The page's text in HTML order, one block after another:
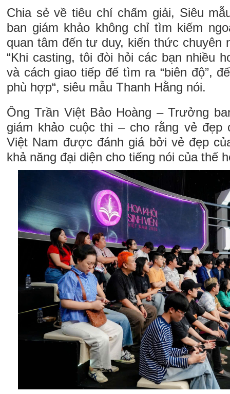
Chia sẻ về tiêu chí chấm giải, Siêu
ban giám khảo không chỉ tìm kiếm
quan tâm đến tư duy, kiến thức chuyên
“Khi casting, tôi đòi hỏi các bạn nhiều
và cách giao tiếp để tìm ra “biên độ”,
phù hợp“, siêu mẫu Thanh Hằng nói.
Ông Trần Việt Bảo Hoàng – Trưởng
giám khảo cuộc thi – cho rằng vẻ đẹp
Việt Nam được đánh giá bởi vẻ đẹp
khả năng đại diện cho tiếng nói của thế